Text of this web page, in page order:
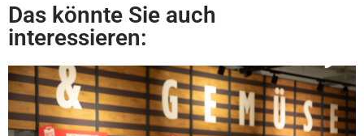
Das könnte Sie auch
interessieren: